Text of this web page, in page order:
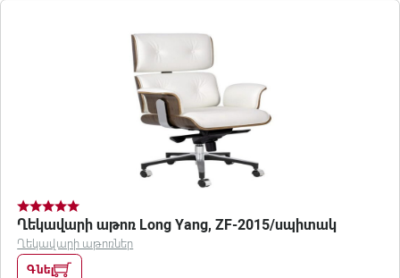
Ղեկավարի աթոռ Long Yang, ZF-2015/սպիտակ
Ղեկավարի աթոռներ
Գնել